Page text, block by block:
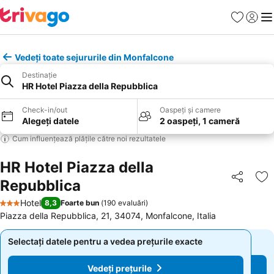
Favorite
Vedeți toate sejururile din Monfalcone
Destinație
HR Hotel Piazza della Repubblica
Check-in/out
Alegeți datele
Oaspeți și camere
2 oaspeți, 1 cameră
Cum influențează plățile către noi rezultatele
HR Hotel Piazza della
Repubblica
Distribuiți
3 Stele
Hotel 8,3 Foarte bun (190 evaluări)
Piazza della Repubblica, 21, 34074, Monfalcone, Italia
Selectați datele pentru a vedea prețurile exacte
Vedeți prețurile
Selectați datele pentru a vedea prețurile exacte
Vedeți prețurile